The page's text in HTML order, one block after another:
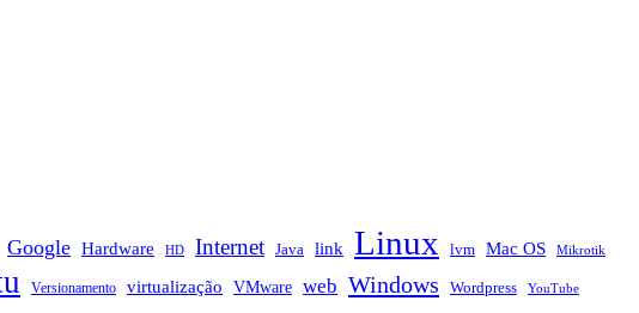
Google Hardware HD Internet Java link Linux lvm Mac OS Mikrotik
Versionamento virtualização VMware web Windows Wordpress YouTube